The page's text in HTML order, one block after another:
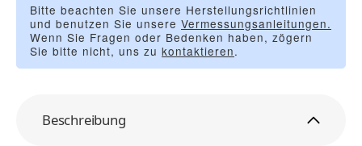
Bitte beachten Sie unsere Herstellungsrichtlinien
und benutzen Sie unsere Vermessungsanleitungen.
Wenn Sie Fragen oder Bedenken haben, zögern
Sie bitte nicht, uns zu kontaktieren.
Beschreibung